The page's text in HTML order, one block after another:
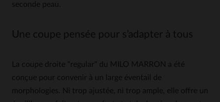
seconde peau.
Une coupe pensée pour s’adapter à tous
La coupe droite "regular" du MILO MARRON a été
conçue pour convenir à un large éventail de
morphologies. Ni trop ajustée, ni trop ample, elle offre un